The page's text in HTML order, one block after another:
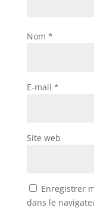
Nom *
E-mail *
Site web
Enregistrer
dans le